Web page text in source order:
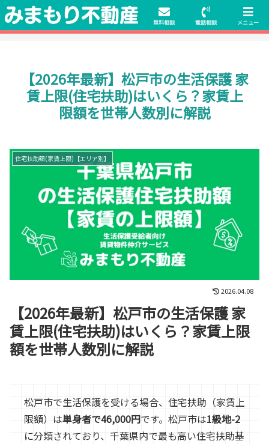
初期費用無料物件や保証人不要の物件も豊富にご用意！相談料無料でも申
請・手続きサポート付き！
【2026年最新】松戸市の生活保護 家
賃上限(住宅扶助)はいくら？家賃上
限額を世帯人数別に解説
住宅扶助額(家賃上限)【エリア別】
2026.04.08
【2026年最新】松戸市の生活保護 家
賃上限(住宅扶助)はいくら？家賃上限
額を世帯人数別に解説
松戸市で生活保護を受ける場合、住宅扶助（家賃上
限額）は単身者で46,000円です。松戸市は1級地-2
に分類されており、千葉県内で最も高い住宅扶助基
無料相談 電話相談 メニュー